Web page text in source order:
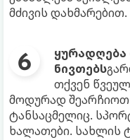
მძივის დახმარებით.
ყურადღება
ნივთებს
თქვენ
მოდურად
ტანსაცმელიც.
ხალათები. სახლის